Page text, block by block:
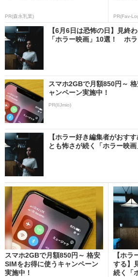
PR(森永乳業) PR(Fav-
【6月6日は恐怖の日】見終
「ホラー映画」10選！ ホ
スマホ2GBで月額850円～
ャンペーン実施中！
PR(IIJmio)
【ホラー好き編集者がおす
とも怖さが続く「ホラー映
スマホ2GBで月額850円～ 格安
SIMをお得に使うキャンペーン
実施中！
【ホ
する】
続く「